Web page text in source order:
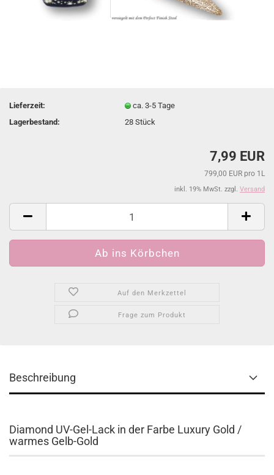
Lieferzeit:
ca. 3-5 Tage
Lagerbestand:
28Stück
7,99 EUR
799,00 EUR pro 1L
inkl. 19% MwSt. zzgl. Versand
Auf den Merkzettel
Frage zum Produkt
Beschreibung
Diamond UV-Gel-Lack in der Farbe Luxury Gold /
warmes Gelb-Gold